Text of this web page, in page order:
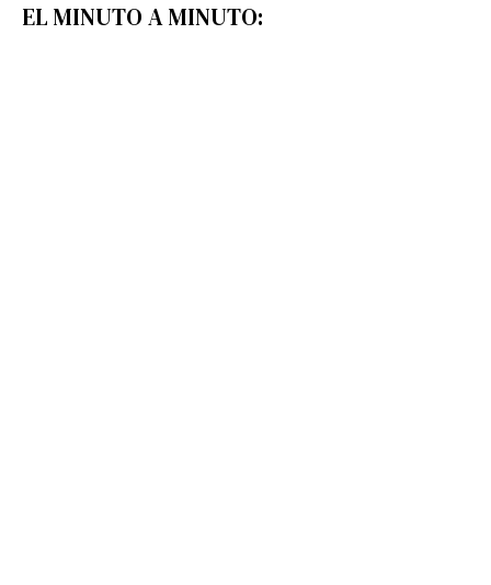
EL MINUTO A MINUTO: